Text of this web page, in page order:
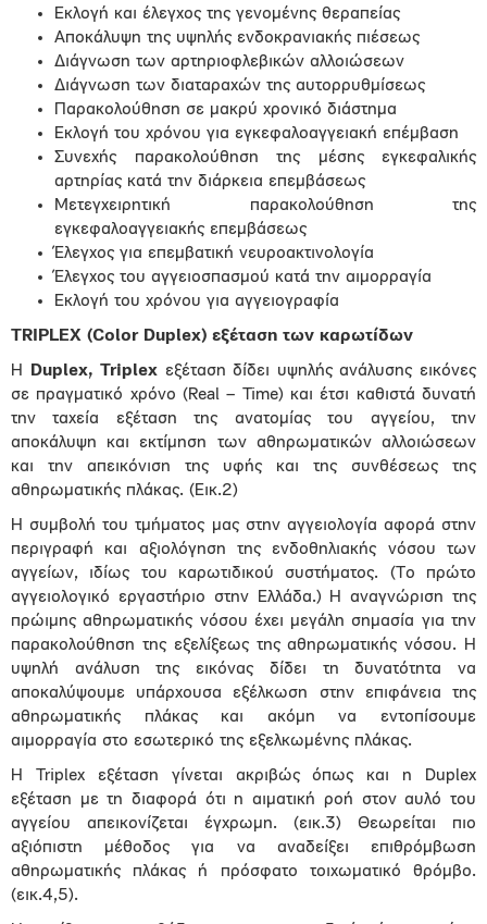
Εκλογή και έλεγχος της γενομένης θεραπείας
Αποκάλυψη της υψηλής ενδοκρανιακής πιέσεως
Διάγνωση των αρτηριοφλεβικών αλλοιώσεων
Διάγνωση των διαταραχών της αυτορρυθμίσεως
Παρακολούθηση σε μακρύ χρονικό διάστημα
Εκλογή του χρόνου για εγκεφαλοαγγειακή επέμβαση
Συνεχής παρακολούθηση της μέσης εγκεφαλικής
αρτηρίας κατά την διάρκεια επεμβάσεως
Μετεγχειρητική παρακολούθηση της
εγκεφαλοαγγειακής επεμβάσεως
Έλεγχος για επεμβατική νευροακτινολογία
Έλεγχος του αγγειοσπασμού κατά την αιμορραγία
Εκλογή του χρόνου για αγγειογραφία
TRIPLEX (Color Duplex) εξέταση των καρωτίδων
Η
Duplex, Triplex εξέταση δίδει υψηλής ανάλυσης εικόνες
σε πραγματικό χρόνο (Real – Time) και έτσι καθιστά δυνατή
την ταχεία εξέταση της ανατομίας του αγγείου, την
αποκάλυψη και εκτίμηση των αθηρωματικών αλλοιώσεων
και την απεικόνιση της υφής και της συνθέσεως της
αθηρωματικής πλάκας. (Εικ.2)
Η συμβολή του τμήματος μας στην αγγειολογία αφορά στην
περιγραφή και αξιολόγηση της ενδοθηλιακής νόσου των
αγγείων, ιδίως του καρωτιδικού συστήματος. (Το πρώτο
αγγειολογικό εργαστήριο στην Ελλάδα.) Η αναγνώριση της
πρώιμης αθηρωματικής νόσου έχει μεγάλη σημασία για την
παρακολούθηση της εξελίξεως της αθηρωματικής νόσου. Η
υψηλή ανάλυση της εικόνας δίδει τη δυνατότητα να
αποκαλύψουμε υπάρχουσα εξέλκωση στην επιφάνεια της
αθηρωματικής πλάκας και ακόμη να εντοπίσουμε
αιμορραγία στο εσωτερικό της εξελκωμένης πλάκας.
Η Triplex εξέταση γίνεται ακριβώς όπως και η Duplex
εξέταση με τη διαφορά ότι η αιματική ροή στον αυλό του
αγγείου απεικονίζεται έγχρωμη. (εικ.3) Θεωρείται πιο
αξιόπιστη μέθοδος για να αναδείξει επιθρόμβωση
αθηρωματικής πλάκας ή πρόσφατο τοιχωματικό θρόμβο.
(εικ.4,5).